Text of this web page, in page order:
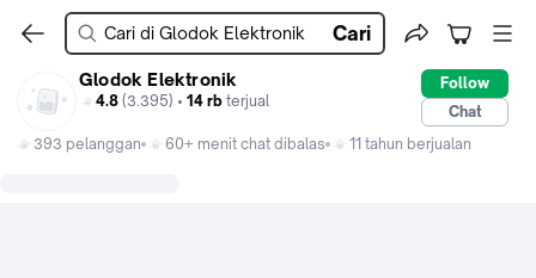
Cari
Glodok Elektronik
4.8 (3.395) • 14 rb terjual
Follow
Chat
393 pelanggan
60+ menit chat dibalas 11 tahun berjualan